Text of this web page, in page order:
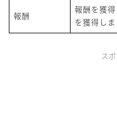
報酬
報酬を獲
を獲得しま
ス